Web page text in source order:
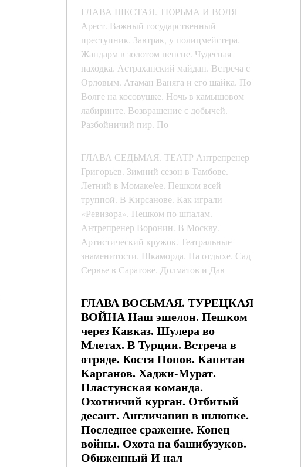
ГЛАВА ШЕСТАЯ. ТЮРЬМА И ВОЛЯ
Арест. Важный государственный
преступник. Завтрак, у полицмейстера.
Жандарм в золотом пенсне. Чудесная
находка. Астраханский майдан. Встреча с
Орловым. Атаман Ваняга и его шайка. По
Волге на косовушке. Ночь в камышовом
лабиринте. Возвращение с добычей.
Разбойничий пир. По
ГЛАВА СЕДЬМАЯ. ТЕАТР Антрепренер
Григорьев. Зимний сезон в Тамбове.
Летний в Момаке/ее. Пешком всей
труппой. В Кирсанове. Как играли
«Ревизора». Пешком по шпалам.
Антрепренер Воронин. В Москву.
Артистический кружок. Театральные
знаменитости. Шкаморда. На отдыхе. Сад
Сервье в Саратове. Долматов и Дав
ГЛАВА ВОСЬМАЯ. ТУРЕЦКАЯ
ВОЙНА Наш эшелон. Пешком
через Кавказ. Шулера во
Млетах. В Турции. Встреча в
отряде. Костя Попов. Капитан
Карганов. Хаджи-Мурат.
Пластунская команда.
Охотничий курган. Отбитый
десант. Англичанин в шлюпке.
Последнее сражение. Конец
войны. Охота на башибузуков.
Обиженный И нал